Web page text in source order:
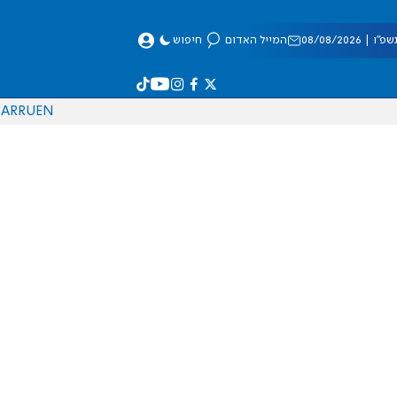
08/2026 המייל האדום חיפוש
EN
RU
AR